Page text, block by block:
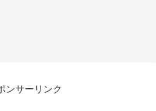
ンサーリンク